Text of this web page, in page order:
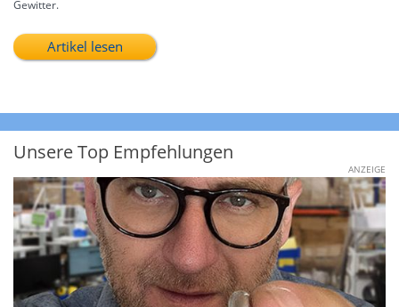
Gewitter.
Artikel lesen
Unsere Top Empfehlungen
ANZEIGE